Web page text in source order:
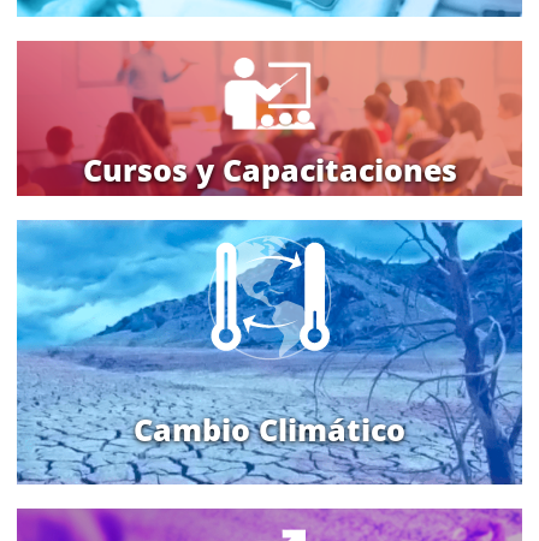
Cursos y Capacitaciones
Cambio Climático